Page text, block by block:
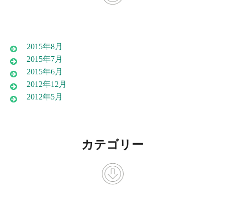
2015年8月
2015年7月
2015年6月
2012年12月
2012年5月
カテゴリー